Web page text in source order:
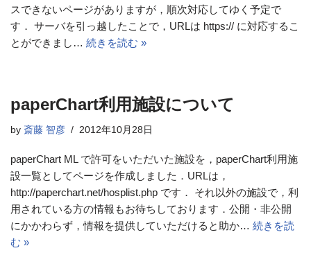
スできないページがありますが，順次対応してゆく予定で
す． サーバを引っ越したことで，URLは https:// に対応するこ
とができまし… 続きを読む »
paperChart利用施設について
by 斎藤 智彦 2012年10月28日
paperChart ML で許可をいただいた施設を，paperChart利用施
設一覧としてページを作成しました．URLは，
http://paperchart.net/hosplist.php です． それ以外の施設で，利
用されている方の情報もお待ちしております．公開・非公開
にかかわらず，情報を提供していただけると助か… 続きを読
む »